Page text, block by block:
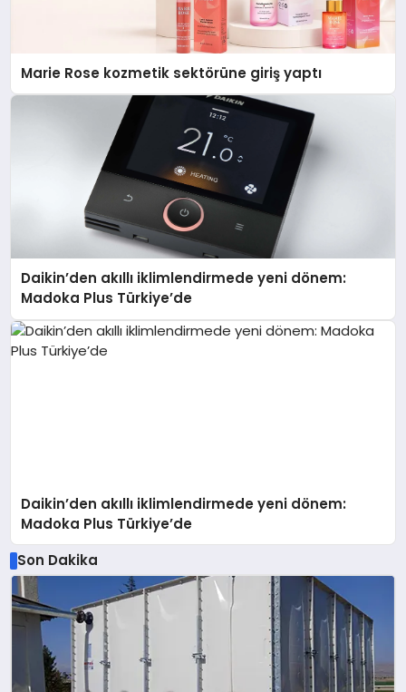
Marie Rose kozmetik sektörüne giriş yaptı
Daikin’den akıllı iklimlendirmede yeni dönem:
Madoka Plus Türkiye’de
Daikin’den akıllı iklimlendirmede yeni dönem:
Madoka Plus Türkiye’de
Son Dakika